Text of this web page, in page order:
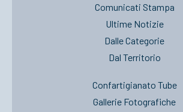
Comunicati Stampa
Ultime Notizie
Dalle Categorie
Dal Territorio
Confartigianato Tube
Gallerie Fotografiche